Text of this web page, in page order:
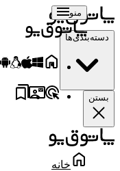
منو
خانه